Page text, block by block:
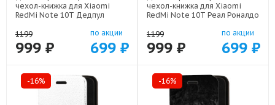
чехол-книжка для Xiaomi
RedMi Note 10T Дедпул
1199
999 ₽
по акции
699 ₽
чехол-книжка для Xiaomi
RedMi Note 10T Реал Роналдо
1199
999 ₽
по акции
699 ₽
-16% -16%